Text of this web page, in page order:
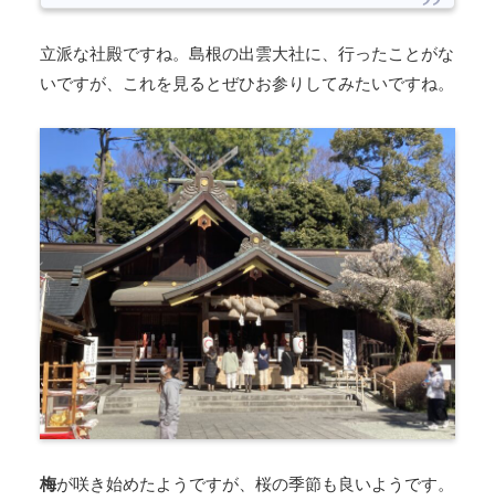
立派な社殿ですね。島根の出雲大社に、行ったことがな
いですが、これを見るとぜひお参りしてみたいですね。
梅が咲き始めたようですが、桜の季節も良いようです。